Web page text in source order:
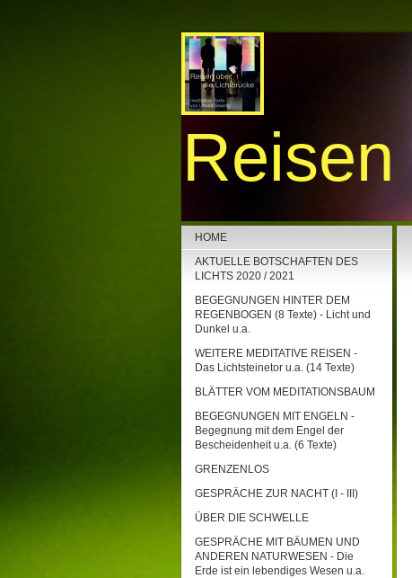
HOME
AKTUELLE BOTSCHAFTEN DES
LICHTS 2020 / 2021
BEGEGNUNGEN HINTER DEM
REGENBOGEN (8 Texte) - Licht und
Dunkel u.a.
WEITERE MEDITATIVE REISEN -
Das Lichtsteinetor u.a. (14 Texte)
BLÄTTER VOM MEDITATIONSBAUM
BEGEGNUNGEN MIT ENGELN -
Begegnung mit dem Engel der
Bescheidenheit u.a. (6 Texte)
GRENZENLOS
GESPRÄCHE ZUR NACHT (I - III)
ÜBER DIE SCHWELLE
GESPRÄCHE MIT BÄUMEN UND
ANDEREN NATURWESEN - Die
Erde ist ein lebendiges Wesen u.a.